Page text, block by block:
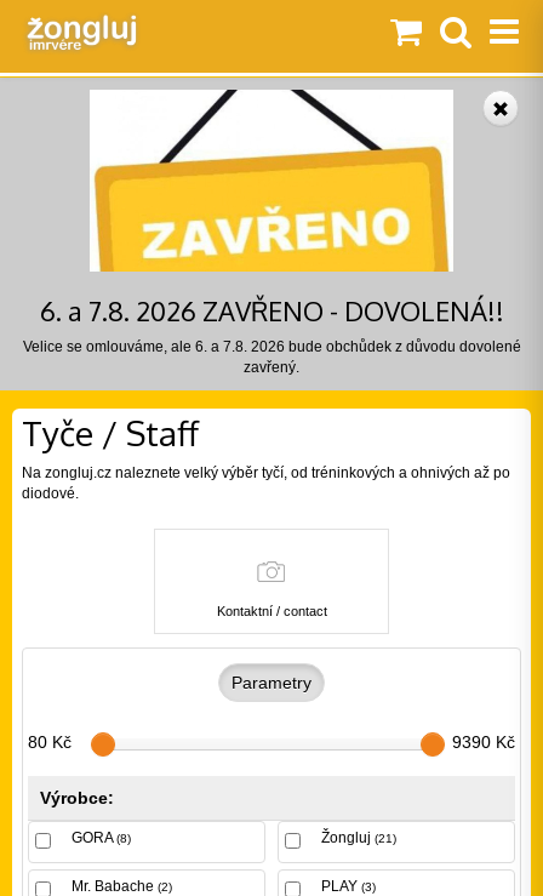
6. a 7.8. 2026 ZAVŘENO - DOVOLENÁ!!
Velice se omlouváme, ale 6. a 7.8. 2026 bude obchůdek z důvodu dovolené
zavřený.
Tyče / Staff
Na zongluj.cz naleznete velký výběr tyčí, od tréninkových a ohnivých až po
diodové.
Kontaktní / contact
Parametry
80 Kč 9390 Kč
Výrobce:
GORA(8) Žongluj(21)
Mr. Babache(2) PLAY(3)